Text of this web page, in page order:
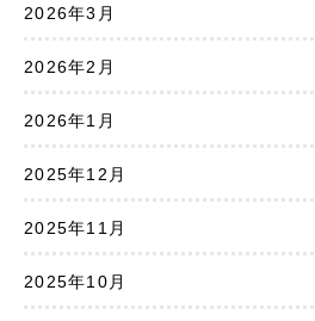
2026年3月
2026年2月
2026年1月
2025年12月
2025年11月
2025年10月